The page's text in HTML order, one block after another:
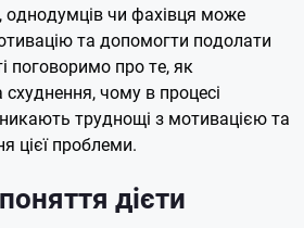
однодумців чи фахівця може
та допомогти подолати
поговоримо про те, як
чому в процесі
труднощі з мотивацією та
цієї проблеми.
дієти